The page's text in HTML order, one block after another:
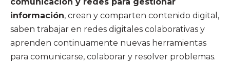
información, crean y comparten contenido digital,
saben trabajar en redes digitales colaborativas y
aprenden continuamente nuevas herramientas
para comunicarse, colaborar y resolver problemas.